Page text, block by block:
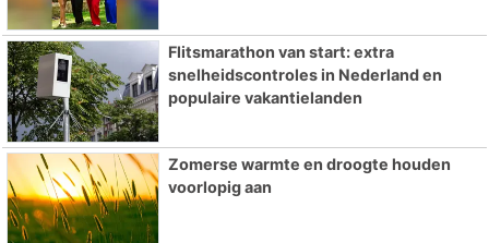
Flitsmarathon van start: extra
snelheidscontroles in Nederland en
populaire vakantielanden
Zomerse warmte en droogte houden
voorlopig aan